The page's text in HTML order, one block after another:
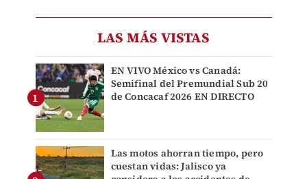
LAS MÁS VISTAS
EN VIVO México vs Canadá:
Semifinal del Premundial Sub 20
de Concacaf 2026 EN DIRECTO
Las motos ahorran tiempo, pero
cuestan vidas: Jalisco ya